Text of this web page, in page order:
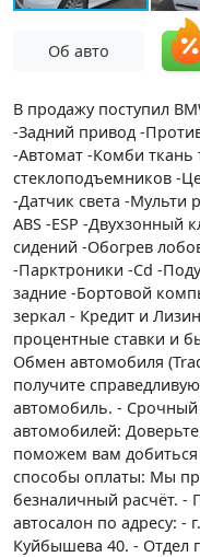
Об авто
В продажу поступил
-Задний привод -
-Автомат -Комби ткань
стеклоподъемников -
-Датчик света -Мульти
ABS -ESP -Двухзонный
сидений -Обогрев
-Парктроники -Cd -
задние -Бортовой
зеркал - Кредит и
процентные ставки и
Обмен автомобиля
получите
автомобиль. -
автомобилей:
поможем вам
способы оплаты: Мы
безналичный расчёт. -
автосалон по адресу: -
Куйбышева 40. - Отдел